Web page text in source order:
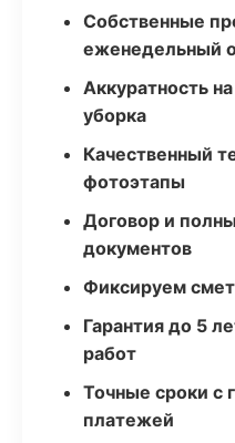
Собственные
еженедельный
Аккуратность
уборка
Качественный
фотоэтапы
Договор и
документов
Фиксируем
Гарантия до 5
работ
Точные сроки с
платежей